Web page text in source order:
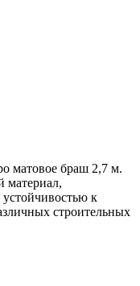
матовое браш 2,7 м.
материал,
к
строительных